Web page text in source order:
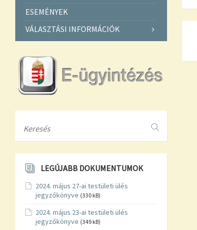
ESEMÉNYEK
VÁLASZTÁSI INFORMÁCIÓK
LEGÚJABB DOKUMENTUMOK
2024. május 27-ai testületi ülés
jegyzőkönyve (330 kB)
2024. május 23-ai testületi ülés
jegyzőkönyve (349 kB)